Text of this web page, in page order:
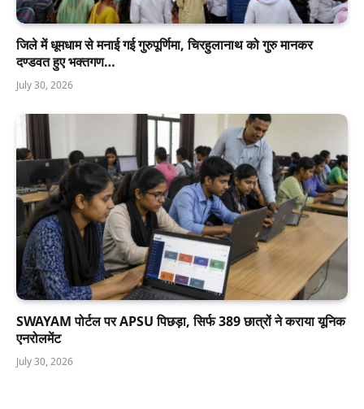
जिले में धूमधाम से मनाई गई गुरुपूर्णिमा, चिरहुलानाथ को गुरु मानकर
दण्डवत हुए भक्तगण…
July 30, 2026
SWAYAM पोर्टल पर APSU पिछड़ा, सिर्फ 389 छात्रों ने कराया यूनिक
एनरोलमेंट
July 30, 2026